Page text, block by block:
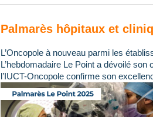
Palmarès hôpitaux et
L’Oncopole à nouveau parmi les
L’hebdomadaire Le Point a dévoilé
l’IUCT-Oncopole confirme son